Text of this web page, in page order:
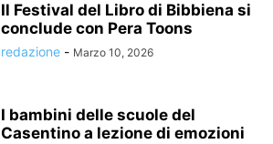
Il Festival del Libro di Bibbiena si
conclude con Pera Toons
redazione - Marzo 10, 2026
I bambini delle scuole del
Casentino a lezione di emozioni